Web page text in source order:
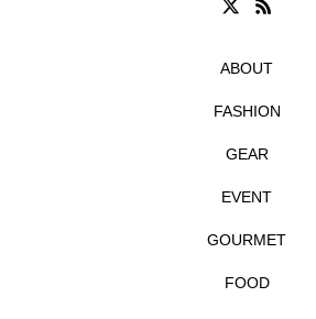
ABOUT
FASHION
GEAR
EVENT
GOURMET
FOOD